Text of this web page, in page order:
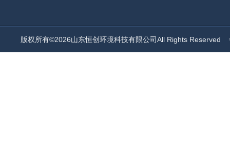
版权所有©2026山东恒创环境科技有限公司All Rights Reserved